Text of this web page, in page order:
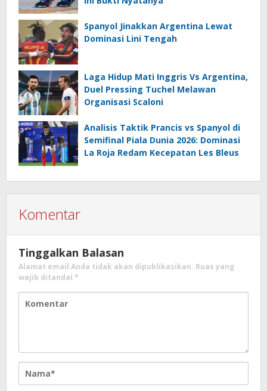
Spanyol Jinakkan Argentina Lewat
Dominasi Lini Tengah
Laga Hidup Mati Inggris Vs Argentina,
Duel Pressing Tuchel Melawan
Organisasi Scaloni
Analisis Taktik Prancis vs Spanyol di
Semifinal Piala Dunia 2026: Dominasi
La Roja Redam Kecepatan Les Bleus
Komentar
Tinggalkan Balasan
Alamat email Anda tidak akan dipublikasikan. Ruas yang
wajib ditandai *